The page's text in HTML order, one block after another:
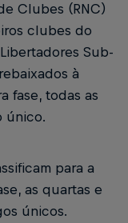
Clubes (RNC)
clubes do
Sub-
à
fase, todas as
único.
para a
as quartas e
únicos.